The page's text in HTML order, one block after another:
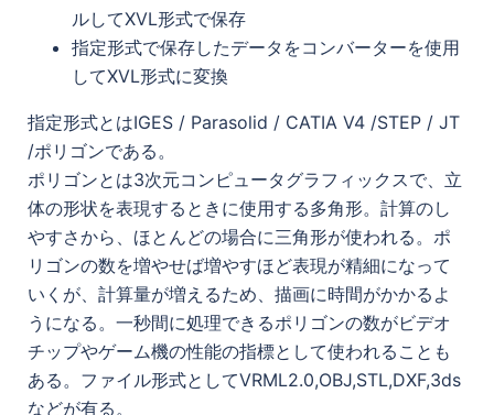
ルしてXVL形式で保存
指定形式で保存したデータをコンバーターを使用
してXVL形式に変換
指定形式とはIGES / Parasolid / CATIA V4 /STEP / JT
/ポリゴンである。
ポリゴンとは3次元コンピュータグラフィックスで、立
体の形状を表現するときに使用する多角形。計算のし
やすさから、ほとんどの場合に三角形が使われる。ポ
リゴンの数を増やせば増やすほど表現が精細になって
いくが、計算量が増えるため、描画に時間がかかるよ
うになる。一秒間に処理できるポリゴンの数がビデオ
チップやゲーム機の性能の指標として使われることも
ある。ファイル形式としてVRML2.0,OBJ,STL,DXF,3ds
などが有る。